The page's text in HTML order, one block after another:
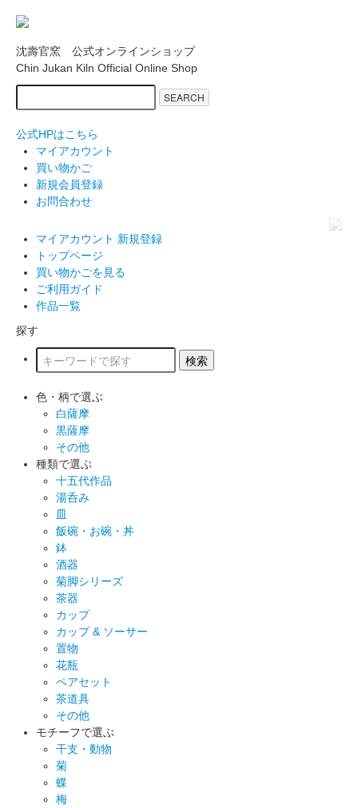
沈壽官窯 公式オンラインショップ
Chin Jukan Kiln Official Online Shop
SEARCH
公式HPはこちら
マイアカウント
買い物かご
新規会員登録
お問合わせ
マイアカウント 新規登録
トップページ
買い物かごを見る
ご利用ガイド
作品一覧
探す
色・柄で選ぶ
白薩摩
黒薩摩
その他
種類で選ぶ
十五代作品
湯呑み
皿
飯碗・お碗・丼
鉢
酒器
菊脚シリーズ
茶器
カップ
カップ & ソーサー
置物
花瓶
ペアセット
茶道具
その他
モチーフで選ぶ
干支・動物
菊
蝶
梅